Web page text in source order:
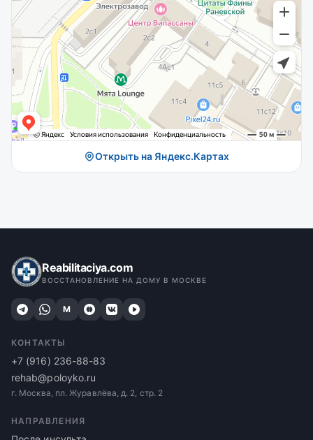
Открыть на Яндекс.Картах
Reabilitaciya.com
ВОССТАНОВЛЕНИЕ НА ДОМУ В МОСКВЕ
M
КОНТАКТЫ
+7 (916) 236-88-83
rehab@poloyko.ru
г. Москва, пл. Журавлёва, д. 2, стр. 2
НАПРАВЛЕНИЯ